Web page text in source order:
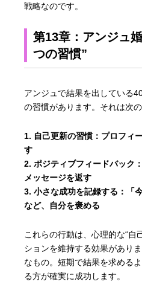
戦略なのです。
第13章：アンジュ
つの習慣”
アンジュで結果を出している
の習慣があります。それは次の
自己更新の習慣： プロフィ
す
ポジティブフィードバック：
メッセージを返す
小さな成功を記録する：
「
など、自分を褒める
これらの行動は、心理的な“自
ションを維持する効果があり
なもの。短期で結果を求める
る方が確実に成功します。